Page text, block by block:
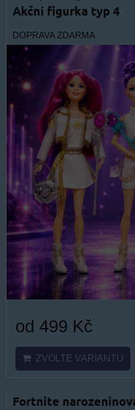
Akční figurka typ 4
DOPRAVA ZDARMA
od 499 Kč
ZVOLTE VARIANTU
Fortnite